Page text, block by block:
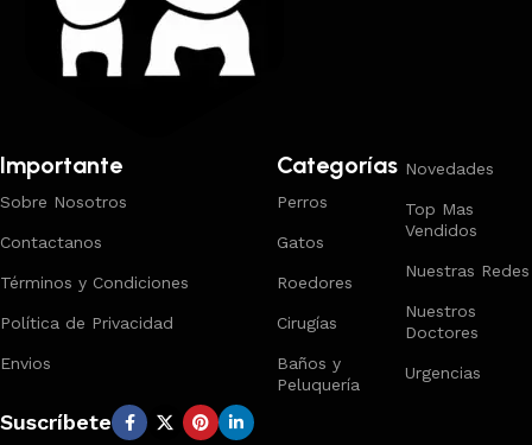
Importante
Sobre Nosotros
Contactanos
Términos y Condiciones
Política de Privacidad
Envios
Categorías
Perros
Gatos
Roedores
Cirugías
Baños y
Peluquería
Novedades
Top Mas
Vendidos
Nuestras Redes
Nuestros
Doctores
Urgencias
Suscríbete